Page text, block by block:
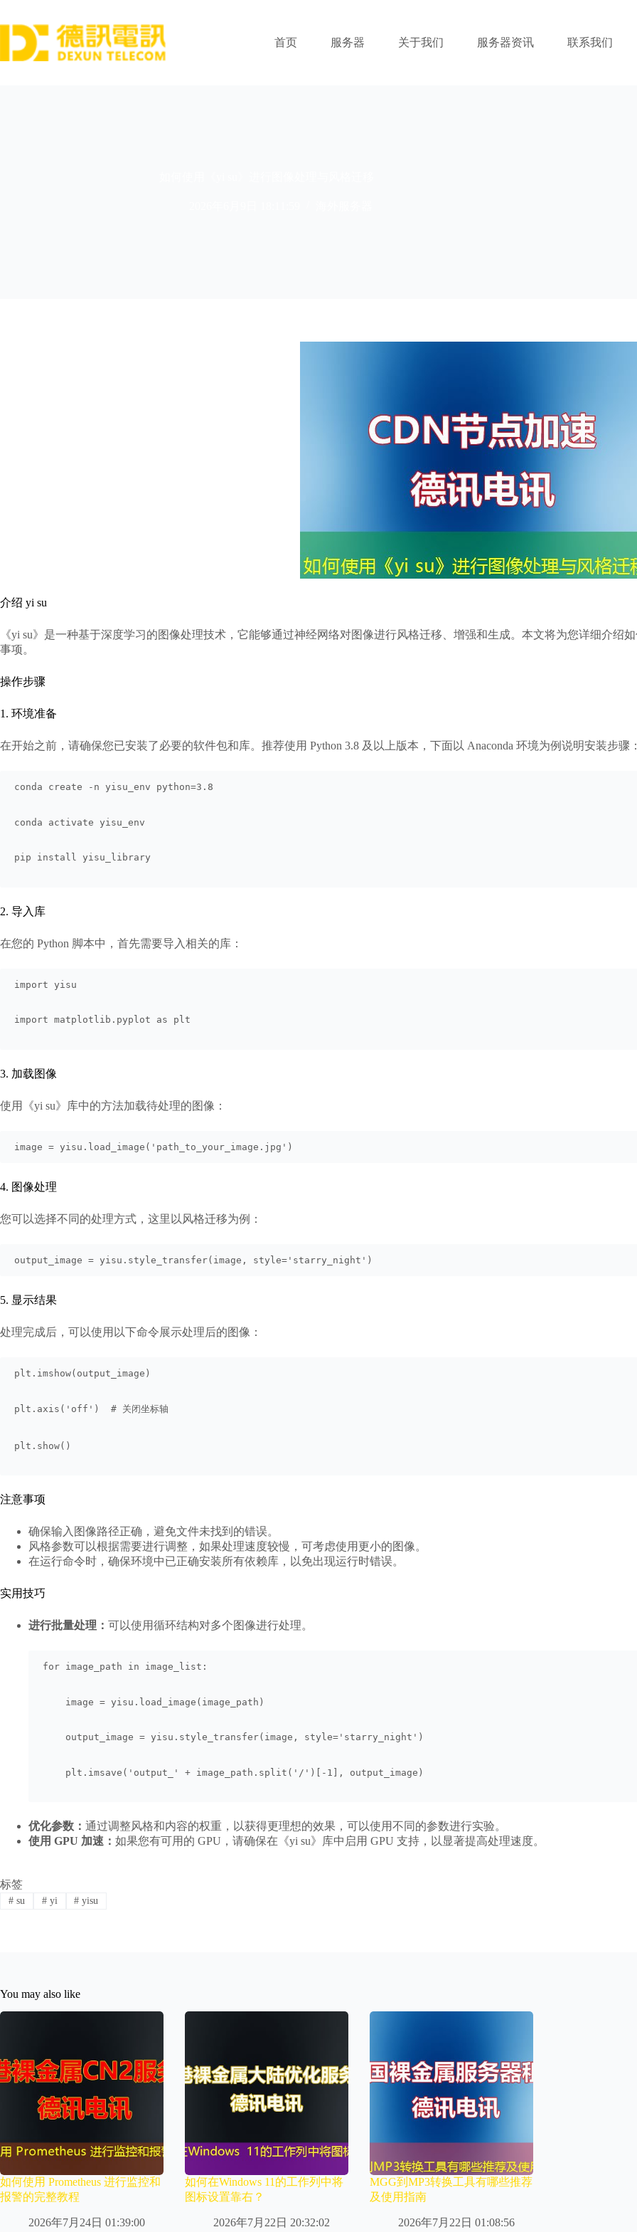
首页 服务器 关于我们 服务器资讯 联系我们
介绍 yi su
《yi su》是一种基于深度学习的图像处理技术，它能够通过神经网络对图像进行风格迁移、增强和生成。本文将为您详细介绍
事项。
操作步骤
1. 环境准备
在开始之前，请确保您已安装了必要的软件包和库。推荐使用 Python 3.8 及以上版本，下面以 Anaconda 环境为例说明安装步骤
conda create -n yisu_env python=3.8
conda activate yisu_env
pip install yisu_library
2. 导入库
在您的 Python 脚本中，首先需要导入相关的库：
import yisu
import matplotlib.pyplot as plt
3. 加载图像
使用《yi su》库中的方法加载待处理的图像：
image = yisu.load_image('path_to_your_image.jpg')
4. 图像处理
您可以选择不同的处理方式，这里以风格迁移为例：
output_image = yisu.style_transfer(image, style='starry_night')
5. 显示结果
处理完成后，可以使用以下命令展示处理后的图像：
plt.imshow(output_image)
plt.axis('off')  # 关闭坐标轴
plt.show()
注意事项
确保输入图像路径正确，避免文件未找到的错误。
风格参数可以根据需要进行调整，如果处理速度较慢，可考虑使用更小的图像。
在运行命令时，确保环境中已正确安装所有依赖库，以免出现运行时错误。
实用技巧
进行批量处理： 可以使用循环结构对多个图像进行处理。
for image_path in image_list:
    image = yisu.load_image(image_path)
    output_image = yisu.style_transfer(image, style='starry_night')
    plt.imsave('output_' + image_path.split('/')[-1], output_image)
优化参数： 通过调整风格和内容的权重，以获得更理想的效果，可以使用不同的参数进行实验。
使用 GPU 加速： 如果您有可用的 GPU，请确保在《yi su》库中启用 GPU 支持，以显著提高处理速度。
标签
#su #yi # yisu
You may also like
如何使用 Prometheus 进行监控和
报警的完整教程
2026年7月24日 01:39:00
如何在Windows 11的工作列中将
图标设置靠右？
2026年7月22日 20:32:02
MGG到MP3转换工具有哪些推荐
及使用指南
2026年7月22日 01:08:56